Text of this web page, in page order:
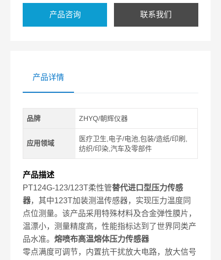
产品咨询 联系我们
产品详情
品牌 ZHYQ/朝辉仪器
应用领域
医疗卫生,电子/电池,包装/造纸/印刷,
纺织/印染,汽车及零部件
产品描述
PT124G-123/123T柔性管替代进口型压力传感
器，其中123T加装测温传感器，实现压力温度同
点位测量。该产品采用特殊材料及合金弹性膜片，
温漂小，测量精度高，性能指标达到了世界同类产
品水准。熔喷布高温熔体压力传感器
零点满度可调节，内置抗干扰放大电路，放大信号